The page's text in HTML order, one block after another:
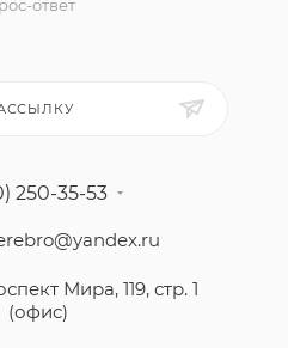
ответ
250-35-53
Мира, 119, стр. 1
(офис)